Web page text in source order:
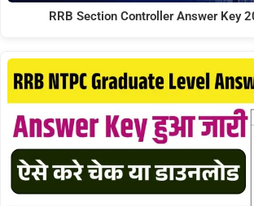
RRB Section Controller Answer Key